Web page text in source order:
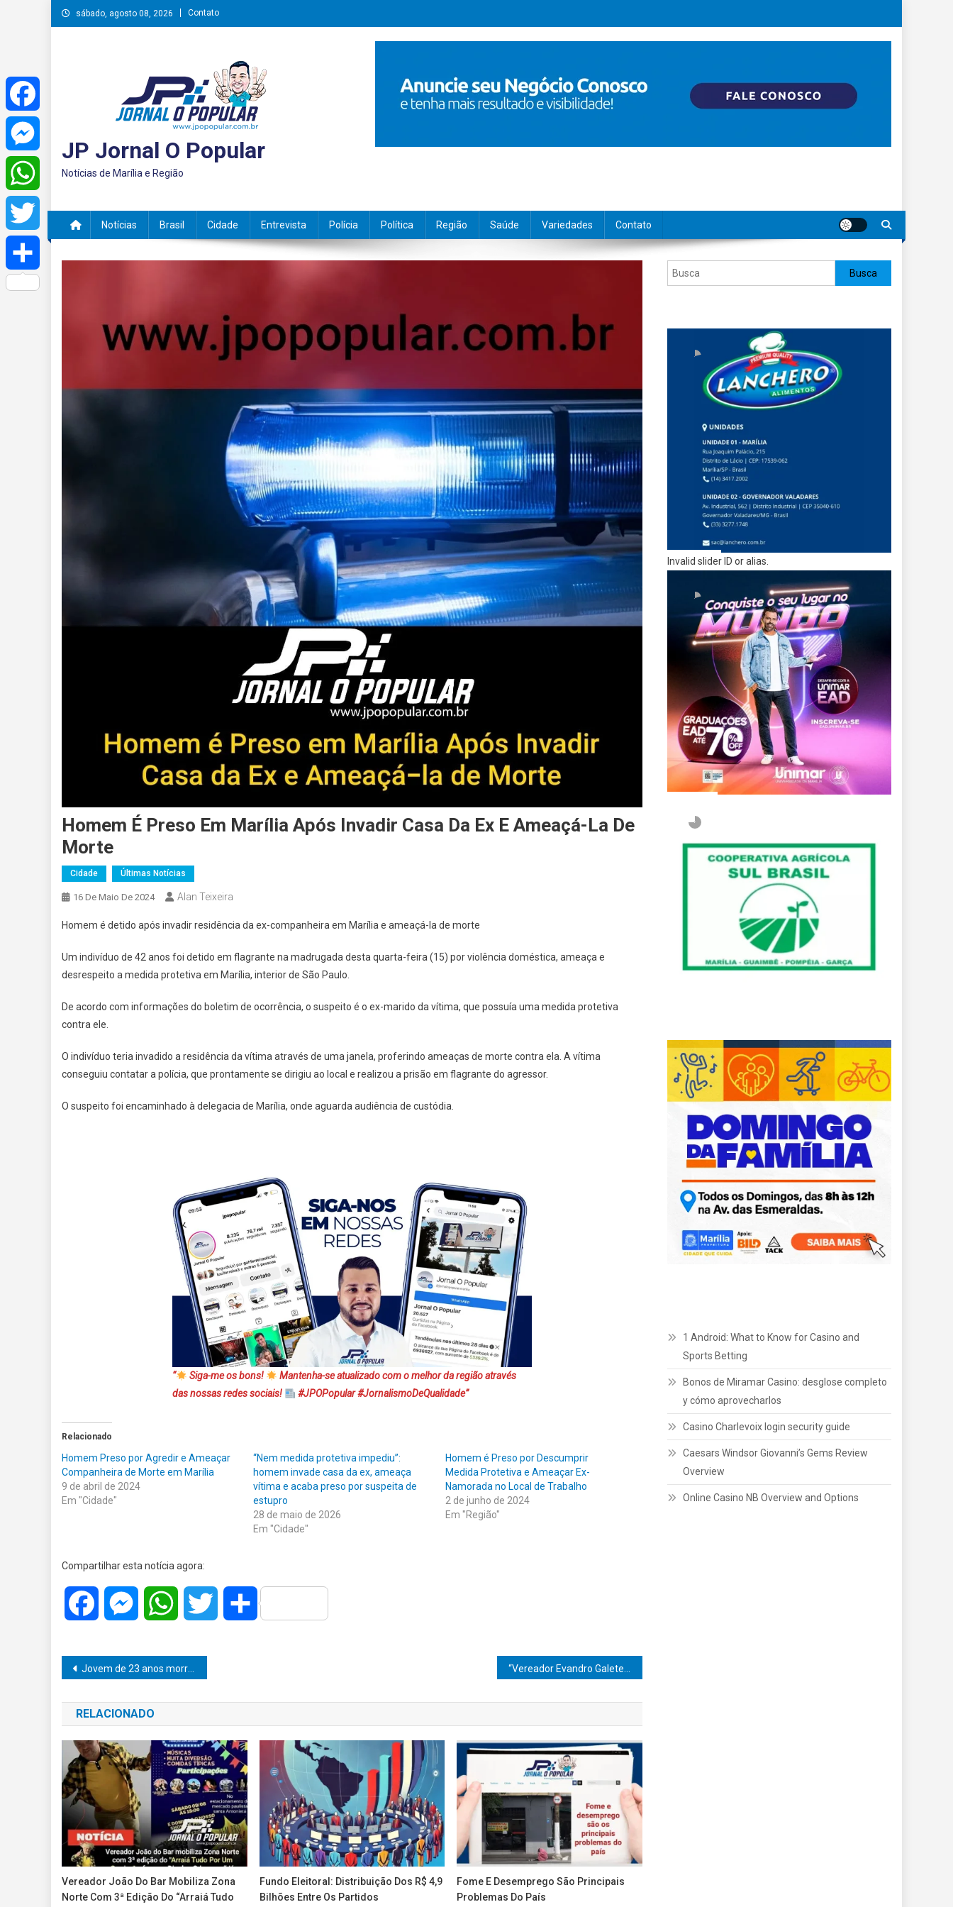
Skip
to
sábado, agosto 08, 2026 Contato
JP Jornal O Popular
Notícias de Marília e Região
Notícias Brasil Cidade Entrevista Polícia Política Região Saúde Variedades Contato
Homem É Preso Em Marília Após Invadir Casa Da Ex E Ameaçá-La De
Morte
Cidade Últimas Notícias
16 De Maio De 2024 Alan Teixeira
Homem é detido após invadir residência da ex-companheira em Marília e ameaçá-la de morte
Um indivíduo de 42 anos foi detido em flagrante na madrugada desta quarta-feira (15) por violência doméstica, ameaça e
desrespeito a medida protetiva em Marília, interior de São Paulo.
De acordo com informações do boletim de ocorrência, o suspeito é o ex-marido da vítima, que possuía uma medida protetiva
contra ele.
O indivíduo teria invadido a residência da vítima através de uma janela, proferindo ameaças de morte contra ela. A vítima
conseguiu contatar a polícia, que prontamente se dirigiu ao local e realizou a prisão em flagrante do agressor.
O suspeito foi encaminhado à delegacia de Marília, onde aguarda audiência de custódia.
“ Siga-me os bons!
Mantenha-se atualizado com o melhor da região através
das nossas redes sociais!
#JPOPopular #JornalismoDeQualidade”
Relacionado
Homem Preso por Agredir e Ameaçar
Companheira de Morte em Marília
9 de abril de 2024
Em "Cidade"
“Nem medida protetiva impediu”:
homem invade casa da ex, ameaça
vítima e acaba preso por suspeita de
estupro
28 de maio de 2026
Em "Cidade"
Homem é Preso por Descumprir
Medida Protetiva e Ameaçar Ex-
Namorada no Local de Trabalho
2 de junho de 2024
Em "Região"
Compartilhar esta notícia agora:
Facebook MessengerWhatsAppTwitter Share
Navegação
de
Post
Jovem de 23 anos morre em colisão entre motocicleta e caminhão em rodovia estadual. “Vereador Evandro Galete Conquista Bom Prato Móvel para Marília: Um Passo Vital na Luta Contra a Fome na Comunidade”
RELACIONADO
Vereador João Do Bar Mobiliza Zona
Norte Com 3ª Edição Do “Arraiá Tudo
Fundo Eleitoral: Distribuição Dos R$ 4,9
Bilhões Entre Os Partidos
Fome E Desemprego São Principais
Problemas Do País
Pesquisar Busca
Invalid slider ID or alias.
1 Android: What to Know for Casino and
Sports Betting
Bonos de Miramar Casino: desglose completo
y cómo aprovecharlos
Casino Charlevoix login security guide
Caesars Windsor Giovanni’s Gems Review
Overview
Online Casino NB Overview and Options
Facebook
Messenger
WhatsApp
Twitter
Share